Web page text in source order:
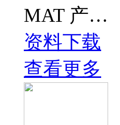
MAT 产…
资料下载
查看更多